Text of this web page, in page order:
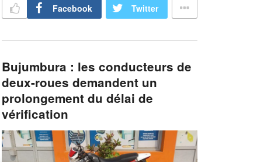
Facebook Twitter
Bujumbura : les conducteurs de
deux-roues demandent un
prolongement du délai de
vérification